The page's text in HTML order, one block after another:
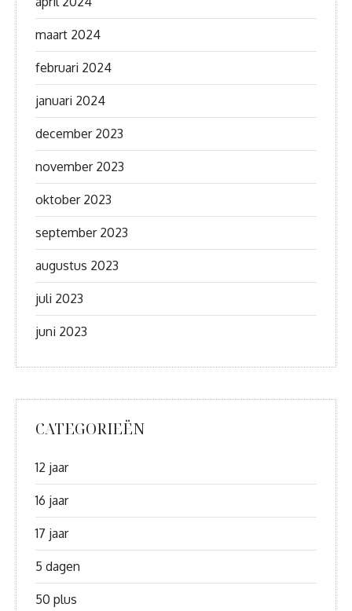
maart 2024
februari 2024
januari 2024
december 2023
november 2023
oktober 2023
september 2023
augustus 2023
juli 2023
juni 2023
CATEGORIEËN
12 jaar
16 jaar
17 jaar
5 dagen
50 plus